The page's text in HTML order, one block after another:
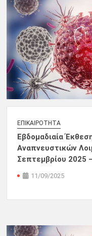
ΕΠΙΚΑΙΡΌΤΗΤΑ
Εβδομαδιαία
Αναπνευστικών
Σεπτεμβρίου 2025
11/09/2025